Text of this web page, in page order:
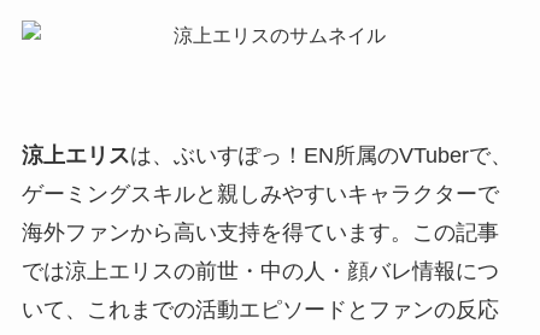
涼上エリスは、ぶいすぽっ！EN所属のVTuberで、
ゲーミングスキルと親しみやすいキャラクターで
海外ファンから高い支持を得ています。この記事
では涼上エリスの前世・中の人・顔バレ情報につ
いて、これまでの活動エピソードとファンの反応